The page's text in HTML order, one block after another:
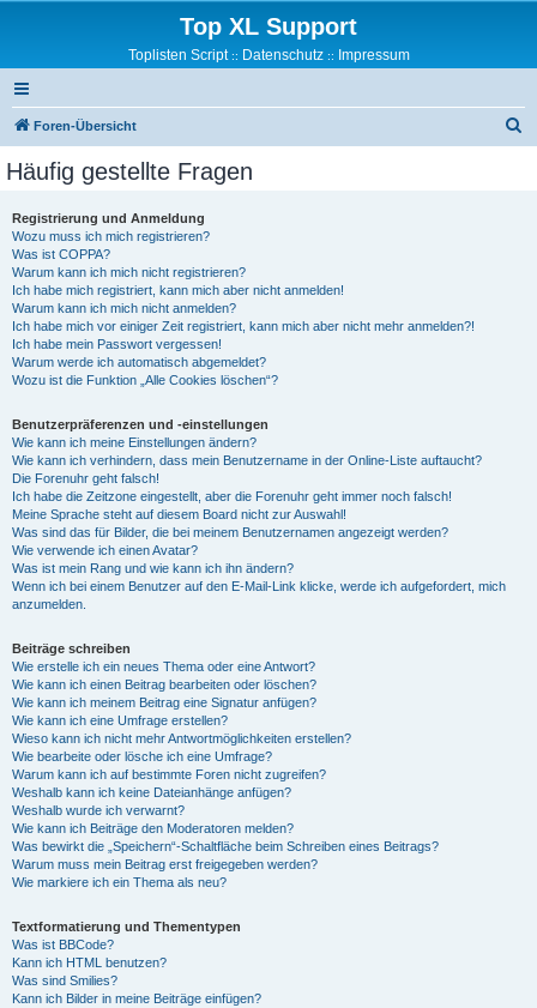
Top XL Support
Toplisten Script:: Datenschutz:: Impressum
Foren-Übersicht
Häufig gestellte Fragen
Registrierung und Anmeldung
Wozu muss ich mich registrieren?
Was ist COPPA?
Warum kann ich mich nicht registrieren?
Ich habe mich registriert, kann mich aber nicht anmelden!
Warum kann ich mich nicht anmelden?
Ich habe mich vor einiger Zeit registriert, kann mich aber nicht mehr anmelden?!
Ich habe mein Passwort vergessen!
Warum werde ich automatisch abgemeldet?
Wozu ist die Funktion „Alle Cookies löschen“?
Benutzerpräferenzen und -einstellungen
Wie kann ich meine Einstellungen ändern?
Wie kann ich verhindern, dass mein Benutzername in der Online-Liste auftaucht?
Die Forenuhr geht falsch!
Ich habe die Zeitzone eingestellt, aber die Forenuhr geht immer noch falsch!
Meine Sprache steht auf diesem Board nicht zur Auswahl!
Was sind das für Bilder, die bei meinem Benutzernamen angezeigt werden?
Wie verwende ich einen Avatar?
Was ist mein Rang und wie kann ich ihn ändern?
Wenn ich bei einem Benutzer auf den E-Mail-Link klicke, werde ich aufgefordert, mich
anzumelden.
Beiträge schreiben
Wie erstelle ich ein neues Thema oder eine Antwort?
Wie kann ich einen Beitrag bearbeiten oder löschen?
Wie kann ich meinem Beitrag eine Signatur anfügen?
Wie kann ich eine Umfrage erstellen?
Wieso kann ich nicht mehr Antwortmöglichkeiten erstellen?
Wie bearbeite oder lösche ich eine Umfrage?
Warum kann ich auf bestimmte Foren nicht zugreifen?
Weshalb kann ich keine Dateianhänge anfügen?
Weshalb wurde ich verwarnt?
Wie kann ich Beiträge den Moderatoren melden?
Was bewirkt die „Speichern“-Schaltfläche beim Schreiben eines Beitrags?
Warum muss mein Beitrag erst freigegeben werden?
Wie markiere ich ein Thema als neu?
Textformatierung und Thementypen
Was ist BBCode?
Kann ich HTML benutzen?
Was sind Smilies?
Kann ich Bilder in meine Beiträge einfügen?